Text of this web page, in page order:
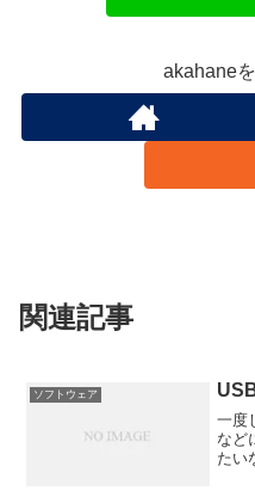
akahane
関連記事
ソフトウェア
一度
など
たい